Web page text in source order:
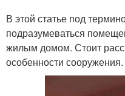
В этой статье под
подразумеваться
жилым домом. Стоит
особенности сооружения.